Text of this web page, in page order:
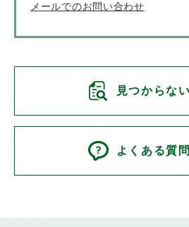
メールでのお問い合わせ
見つからな
よくある質